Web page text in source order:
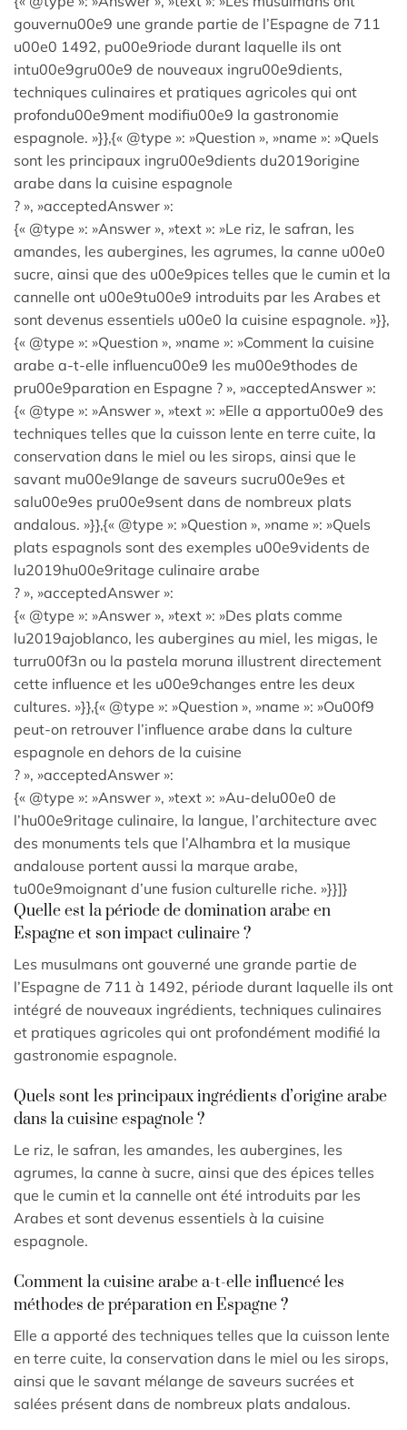
gouvernu00e9 une grande partie de l’Espagne de 711
u00e0 1492, pu00e9riode durant laquelle ils ont
intu00e9gru00e9 de nouveaux ingru00e9dients,
techniques culinaires et pratiques agricoles qui ont
profondu00e9ment modifiu00e9 la gastronomie
espagnole. »}},{« @type »: »Question », »name »: »Quels
sont les principaux ingru00e9dients du2019origine
arabe dans la cuisine espagnole
? », »acceptedAnswer »:
{« @type »: »Answer », »text »: »Le riz, le safran, les
amandes, les aubergines, les agrumes, la canne u00e0
sucre, ainsi que des u00e9pices telles que le cumin et la
cannelle ont u00e9tu00e9 introduits par les Arabes et
sont devenus essentiels u00e0 la cuisine espagnole. »}},
{« @type »: »Question », »name »: »Comment la cuisine
arabe a-t-elle influencu00e9 les mu00e9thodes de
pru00e9paration en Espagne ? », »acceptedAnswer »:
{« @type »: »Answer », »text »: »Elle a apportu00e9 des
techniques telles que la cuisson lente en terre cuite, la
conservation dans le miel ou les sirops, ainsi que le
savant mu00e9lange de saveurs sucru00e9es et
salu00e9es pru00e9sent dans de nombreux plats
andalous. »}},{« @type »: »Question », »name »: »Quels
plats espagnols sont des exemples u00e9vidents de
lu2019hu00e9ritage culinaire arabe
? », »acceptedAnswer »:
{« @type »: »Answer », »text »: »Des plats comme
lu2019ajoblanco, les aubergines au miel, les migas, le
turru00f3n ou la pastela moruna illustrent directement
cette influence et les u00e9changes entre les deux
cultures. »}},{« @type »: »Question », »name »: »Ou00f9
peut-on retrouver l’influence arabe dans la culture
espagnole en dehors de la cuisine
? », »acceptedAnswer »:
{« @type »: »Answer », »text »: »Au-delu00e0 de
l’hu00e9ritage culinaire, la langue, l’architecture avec
des monuments tels que l’Alhambra et la musique
andalouse portent aussi la marque arabe,
tu00e9moignant d’une fusion culturelle riche. »}}]}
Quelle est la période de domination arabe en
Espagne et son impact culinaire ?
Les musulmans ont gouverné une grande partie de
l’Espagne de 711 à 1492, période durant laquelle ils ont
intégré de nouveaux ingrédients, techniques culinaires
et pratiques agricoles qui ont profondément modifié la
gastronomie espagnole.
Quels sont les principaux ingrédients d’origine arabe
dans la cuisine espagnole ?
Le riz, le safran, les amandes, les aubergines, les
agrumes, la canne à sucre, ainsi que des épices telles
que le cumin et la cannelle ont été introduits par les
Arabes et sont devenus essentiels à la cuisine
espagnole.
Comment la cuisine arabe a-t-elle influencé les
méthodes de préparation en Espagne ?
Elle a apporté des techniques telles que la cuisson lente
en terre cuite, la conservation dans le miel ou les sirops,
ainsi que le savant mélange de saveurs sucrées et
salées présent dans de nombreux plats andalous.